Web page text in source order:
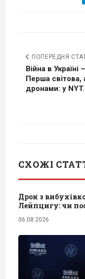
ПОПЕРЕДНЯ
Війна в Україні
Перша світова,
дронами: у
СХОЖІ
Дрон з
Лейпцигу: чи
06.08.2026